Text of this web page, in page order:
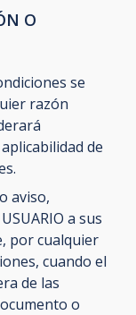
O
se
razón
de
aviso,
a sus
por cualquier
cuando el
de las
o